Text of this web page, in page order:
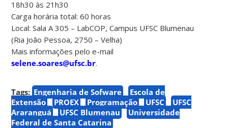
18h30 às 21h30
Carga horária total: 60 horas
Local: Sala A 305 – LabCOP, Campus UFSC Blumenau
(Ria João Pessoa, 2750 – Velha)
Mais informações pelo e-mail
selene.soares@ufsc.br.
Tags: Engenharia de Sofware
Escola de
Extensão
PROEX Programação UFSC
UFSC
Araranguá
UFSC Blumenau
Universidade
Federal de Santa Catarina